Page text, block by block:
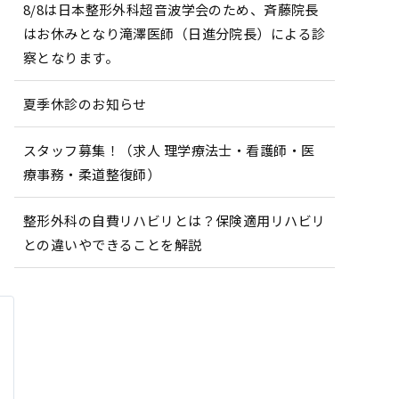
8/8は日本整形外科超音波学会のため、斉藤院長
はお休みとなり滝澤医師（日進分院長）による診
察となります。
夏季休診のお知らせ
スタッフ募集！（求人 理学療法士・看護師・医
療事務・柔道整復師）
整形外科の自費リハビリとは？保険適用リハビリ
との違いやできることを解説